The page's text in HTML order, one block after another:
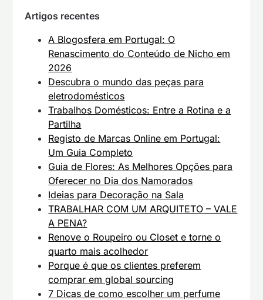
Artigos recentes
A Blogosfera em Portugal: O
Renascimento do Conteúdo de Nicho em
2026
Descubra o mundo das peças para
eletrodomésticos
Trabalhos Domésticos: Entre a Rotina e a
Partilha
Registo de Marcas Online em Portugal:
Um Guia Completo
Guia de Flores: As Melhores Opções para
Oferecer no Dia dos Namorados
Ideias para Decoração na Sala
TRABALHAR COM UM ARQUITETO – VALE
A PENA?
Renove o Roupeiro ou Closet e torne o
quarto mais acolhedor
Porque é que os clientes preferem
comprar em global sourcing
7 Dicas de como escolher um perfume